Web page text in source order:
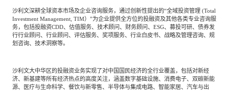
沙利文深耕全球资本市场及企业咨询服务，通过创新性提出的“全域投资管理(Total
Investment Management, TIM）”为企业提供全方位的投融资及其他各类专业咨询服
务，包括投融资CDD、估值服务、技术顾问、财务顾问、ESG、募投可研、债券发
行行业顾问、行业顾问、评估服务、奖项服务、行业白皮书、战略及管理咨询、规
划咨询、技术洞察等。
沙利文大中华区的投融资业务实现了对中国国民经济的全行业覆盖，包括对新经
济、新基建等所有经济热点的高度关注，涵盖数字基础设施、消费电子、双碳新能
源、医疗与生命科学、餐饮与新零售、半导体与集成电路、智能家居、汽车与出